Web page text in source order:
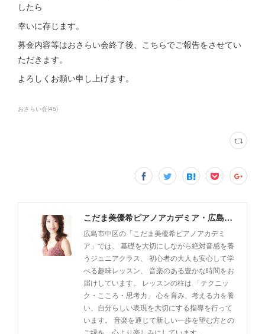
したら
幸いに存じます。
募金内容等はおさらい会終了後、こちらでご報告をさせてい
ただきます。
よろしくお願い申し上げます。
おさらい会(45)
こだま美優希ピアノアカデミア・広島市中区
広島市中区の「こだま美優希ピアノアカデミ
ア」では、 基礎を大切にしながら絶対音感を養
うジュニアクラス、 初心者の大人も安心して学
べる趣味レッスン、 音楽のある豊かな時間をお
届けしています。 レッスンの柱は 「テクニッ
ク・こころ・思考力」 心を育み、考える力を養
い、自分らしい表現を大切にする指導を行って
います。 音楽を通じて新しい一歩を望む方との
ご縁を、心より楽しみにしています。